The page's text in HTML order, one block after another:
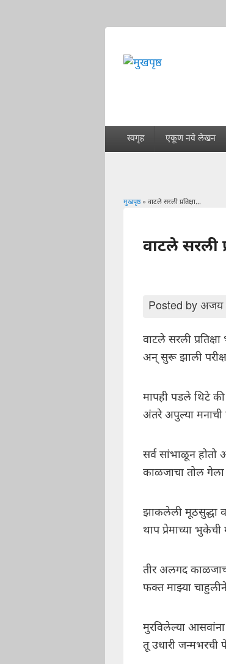
स्वगृह एकूण नवे लेखन
मुखपृष्ठ» वाटले सरली प्रतिक्षा...
वाटले सरली
Posted by अजय
वाटले सरली
अन् सुरू झाली
मापही पडले थिटे
अंतरे अपुल्या मनाची
सर्व सांभाळून
काळजाचा तोल
झाकलेली मूठसुद्धा
थाप प्रेमाच्या भुकेची
तीर अलगद
फक्त माझ्या
मुरविलेल्या
तू उधारी जन्मभरची